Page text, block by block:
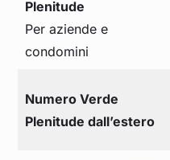
Plenitude
Per aziende e
condomini
Numero Verde
Plenitude dall’estero